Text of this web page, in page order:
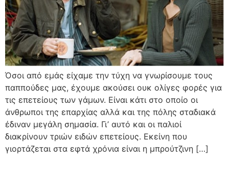
Όσοι από εμάς είχαμε την τύχη να γνωρίσουμε τους
παππούδες μας, έχουμε ακούσει ουκ ολίγες φορές για
τις επετείους των γάμων. Είναι κάτι στο οποίο οι
άνθρωποι της επαρχίας αλλά και της πόλης σταδιακά
έδιναν μεγάλη σημασία. Γι’ αυτό και οι παλιοί
διακρίνουν τριών ειδών επετείους. Εκείνη που
γιορτάζεται στα εφτά χρόνια είναι η μπρούτζινη […]